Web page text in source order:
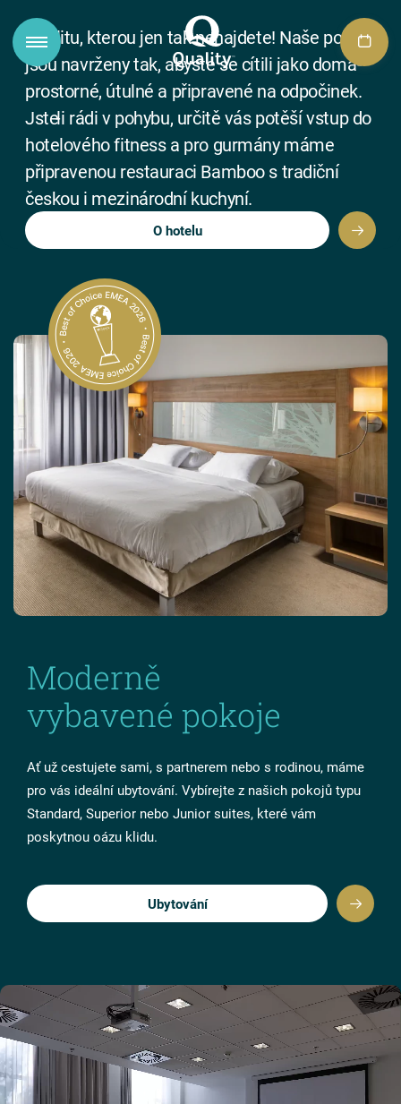
O hotelu
Qualitu, kterou jen tak nenajdete! Naše pokoje
jsou navrženy tak, abyste se cítili jako doma ⁠⁠⁠⁠⁠⁠⁠⁠⁠-⁠⁠⁠⁠⁠⁠⁠⁠⁠
prostorné, útulné a připravené na odpočinek.
Jste⁠⁠⁠⁠⁠⁠⁠⁠⁠-⁠⁠⁠⁠⁠⁠⁠⁠⁠li rádi v pohybu, určitě vás potěší vstup do
hotelového fitness a pro gurmány máme
připravenou restauraci Bamboo s tradiční
českou i mezinárodní kuchyní.
Moderně
vybavené pokoje
Ať už cestujete sami, s partnerem nebo s rodinou, máme
pro vás ideální ubytování. Vybírejte z našich pokojů typu
Standard, Superior nebo Junior suites, které vám
poskytnou oázu klidu.
Ubytování